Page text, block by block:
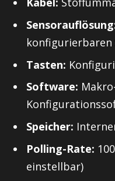
konfigurierbaren
Tasten:
Software:
Speicher:
Polling-Rate:
einstellbar)